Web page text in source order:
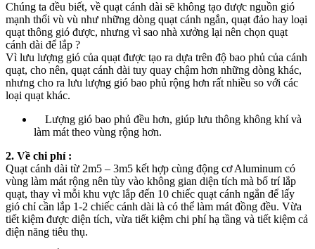
Chúng ta đều biết, về quạt cánh dài sẽ không tạo được nguồn gió
mạnh thổi vù vù như những dòng quạt cánh ngắn, quạt đảo hay loại
quạt thông gió được, nhưng vì sao nhà xưởng lại nên chọn quạt
cánh dài để lắp ?
Vì lưu lượng gió của quạt được tạo ra dựa trên độ bao phủ của cánh
quạt, cho nên, quạt cánh dài tuy quay chậm hơn những dòng khác,
nhưng cho ra lưu lượng gió bao phủ rộng hơn rất nhiều so với các
loại quạt khác.
Lượng gió bao phủ đều hơn, giúp lưu thông không khí và
làm mát theo vùng rộng hơn.
2. Về chi phí :
Quạt cánh dài từ 2m5 – 3m5 kết hợp cùng động cơ Aluminum có
vùng làm mát rộng nên tùy vào không gian diện tích mà bố trí lắp
quạt, thay vì mỗi khu vực lắp đến 10 chiếc quạt cánh ngắn để lấy
gió chỉ cần lắp 1-2 chiếc cánh dài là có thể làm mát đồng đều. Vừa
tiết kiệm được diện tích, vừa tiết kiệm chi phí hạ tầng và tiết kiệm cả
điện năng tiêu thụ.